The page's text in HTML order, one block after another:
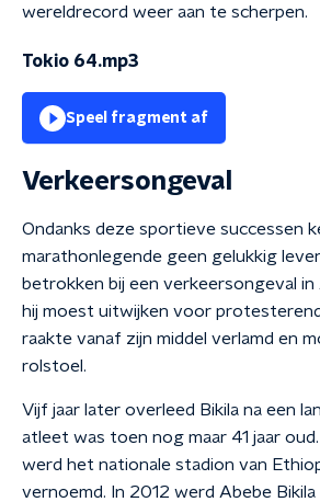
wereldrecord weer aan te scherpen.
Tokio 64.mp3
Speel fragment af
Verkeersongeval
Ondanks deze sportieve successen
marathonlegende geen gelukkig
betrokken bij een verkeersongeval
hij moest uitwijken voor
raakte vanaf zijn middel verlamd en
rolstoel.
Vijf jaar later overleed Bikila na een
atleet was toen nog maar 41 jaar
werd het nationale stadion van
vernoemd. In 2012 werd Abebe